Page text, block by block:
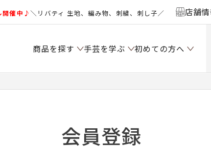
開催中♪＼リバティ 生地、編み物、刺繍、刺し子／ 店舗
商品を探す 手芸を学ぶ 初めての方へ
会員登録